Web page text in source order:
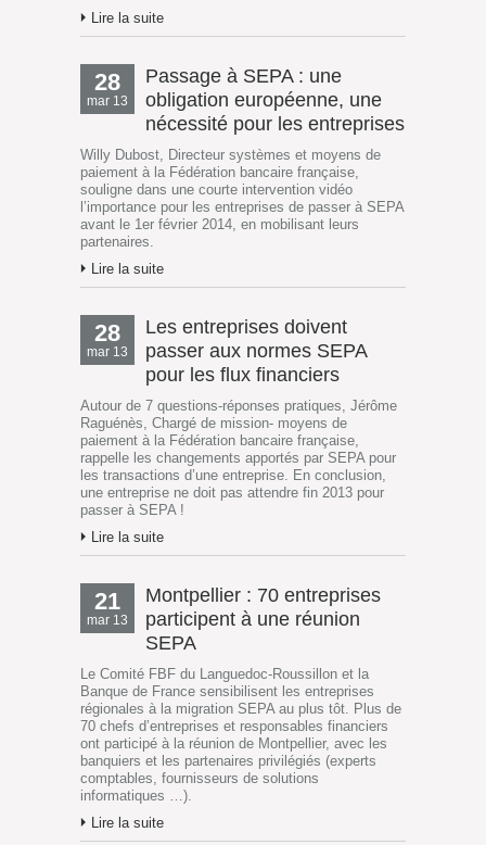
Lire la suite
28
mar 13
Passage à SEPA : une
obligation européenne, une
nécessité pour les entreprises
Willy Dubost, Directeur systèmes et moyens de
paiement à la Fédération bancaire française,
souligne dans une courte intervention vidéo
l’importance pour les entreprises de passer à SEPA
avant le 1er février 2014, en mobilisant leurs
partenaires.
Lire la suite
28
mar 13
Les entreprises doivent
passer aux normes SEPA
pour les flux financiers
Autour de 7 questions-réponses pratiques, Jérôme
Raguénès, Chargé de mission- moyens de
paiement à la Fédération bancaire française,
rappelle les changements apportés par SEPA pour
les transactions d’une entreprise. En conclusion,
une entreprise ne doit pas attendre fin 2013 pour
passer à SEPA !
Lire la suite
21
mar 13
Montpellier : 70 entreprises
participent à une réunion
SEPA
Le Comité FBF du Languedoc-Roussillon et la
Banque de France sensibilisent les entreprises
régionales à la migration SEPA au plus tôt. Plus de
70 chefs d’entreprises et responsables financiers
ont participé à la réunion de Montpellier, avec les
banquiers et les partenaires privilégiés (experts
comptables, fournisseurs de solutions
informatiques …).
Lire la suite